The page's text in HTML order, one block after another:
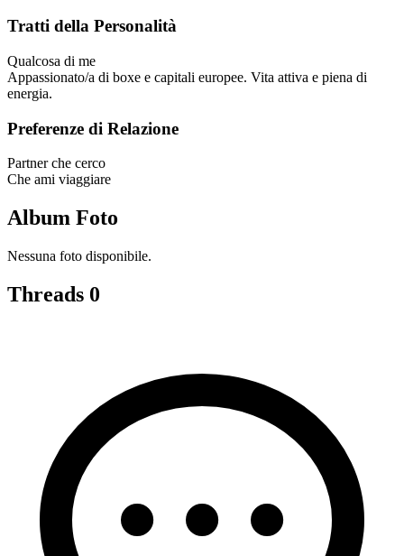
Tratti della Personalità
Qualcosa di me
Appassionato/a di boxe e capitali europee. Vita attiva e piena di
energia.
Preferenze di Relazione
Partner che cerco
Che ami viaggiare
Album Foto
Nessuna foto disponibile.
Threads 0